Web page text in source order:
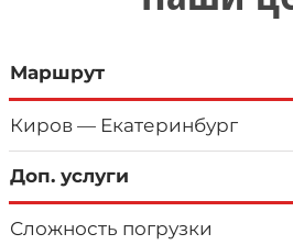
Маршрут
Киров — Екатеринбург
Доп. услуги
Сложность погрузки